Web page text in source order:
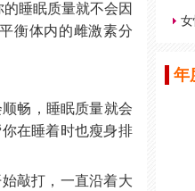
睡眠质量就不会因
衡体内的雌激素分
畅，睡眠质量就会
在睡着时也瘦身排
敲打，一直沿着大
年